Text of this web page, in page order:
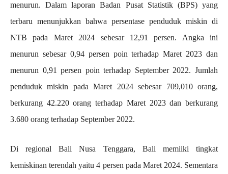
menurun. Dalam laporan Badan Pusat Statistik (BPS) yang
terbaru menunjukkan bahwa persentase penduduk miskin di
NTB pada Maret 2024 sebesar 12,91 persen. Angka ini
menurun sebesar 0,94 persen poin terhadap Maret 2023 dan
menurun 0,91 persen poin terhadap September 2022. Jumlah
penduduk miskin pada Maret 2024 sebesar 709,010 orang,
berkurang 42.220 orang terhadap Maret 2023 dan berkurang
3.680 orang terhadap September 2022.
Di regional Bali Nusa Tenggara, Bali memiiki tingkat
kemiskinan terendah yaitu 4 persen pada Maret 2024. Sementara